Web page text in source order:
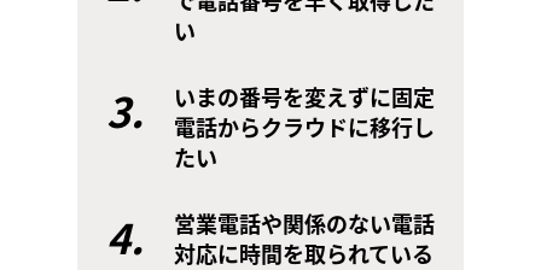
い
3.
いまの番号を変えずに固定
電話からクラウドに移行し
たい
4.
営業電話や関係のない電話
対応に時間を取られている